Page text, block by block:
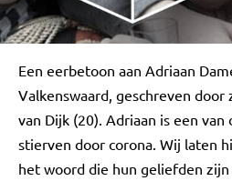
Een eerbetoon aan Adriaan
Valkenswaard, geschreven
van Dijk (20). Adriaan is een van
stierven door corona. Wij laten
het woord die hun geliefden